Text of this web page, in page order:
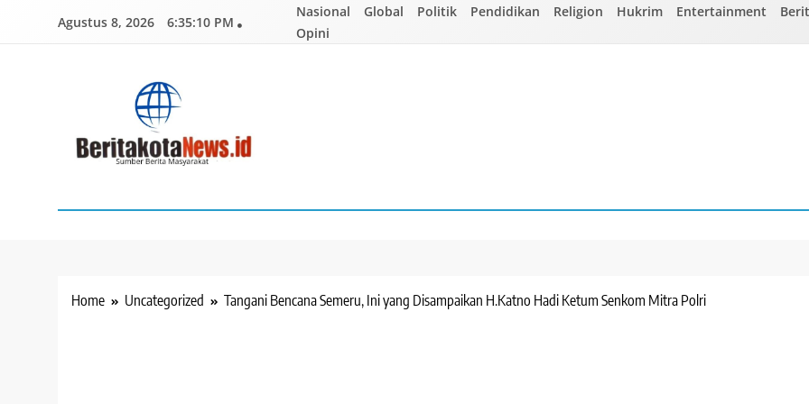
Agustus 8, 2026 6:35:11 PM
Nasional Global Politik Pendidikan Religion Hukrim Entertainment
Opini
Home Uncategorized Tangani Bencana Semeru, Ini yang Disampaikan H.Katno Hadi Ketum Senkom Mitra Polri